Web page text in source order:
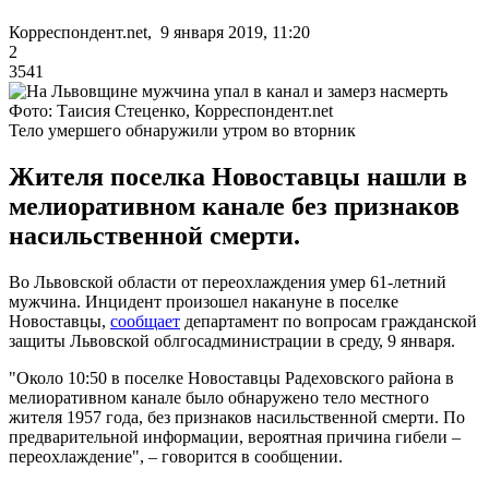
Корреспондент.net, 9 января 2019, 11:20
2
3541
Фото: Таисия Стеценко, Корреспондент.net
Тело умершего обнаружили утром во вторник
Жителя поселка Новоставцы нашли в
мелиоративном канале без признаков
насильственной смерти.
Во Львовской области от переохлаждения умер 61-летний
мужчина. Инцидент произошел накануне в поселке
Новоставцы, сообщает департамент по вопросам гражданской
защиты Львовской облгоcадминистрации в среду, 9 января.
"Около 10:50 в поселке Новоставцы Радеховского района в
мелиоративном канале было обнаружено тело местного
жителя 1957 года, без признаков насильственной смерти. По
предварительной информации, вероятная причина гибели –
переохлаждение", – говорится в сообщении.